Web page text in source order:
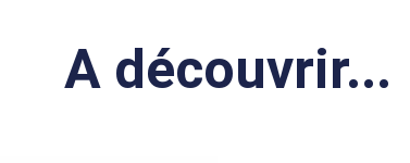
A découvrir...